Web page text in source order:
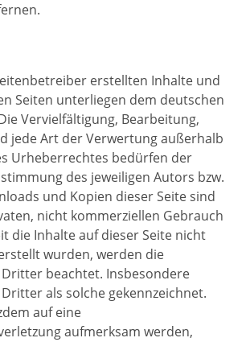
erstellten Inhalte und
Seiten unterliegen dem deutschen
Vervielfältigung, Bearbeitung,
jede Art der Verwertung außerhalb
Urheberrechtes bedürfen der
des jeweiligen Autors bzw.
und Kopien dieser Seite sind
nicht kommerziellen Gebrauch
die Inhalte auf dieser Seite nicht
wurden, werden die
beachtet. Insbesondere
als solche gekennzeichnet.
auf eine
aufmerksam werden,